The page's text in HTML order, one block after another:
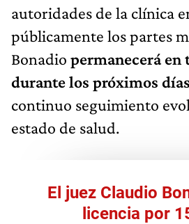
autoridades de la clínica
públicamente los partes
Bonadio permanecerá
durante los próximos días
continuo seguimiento
estado de salud.
El juez Claudio
licencia por